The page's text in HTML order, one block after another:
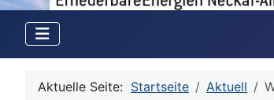
Aktuelle Seite: Startseite Aktuell